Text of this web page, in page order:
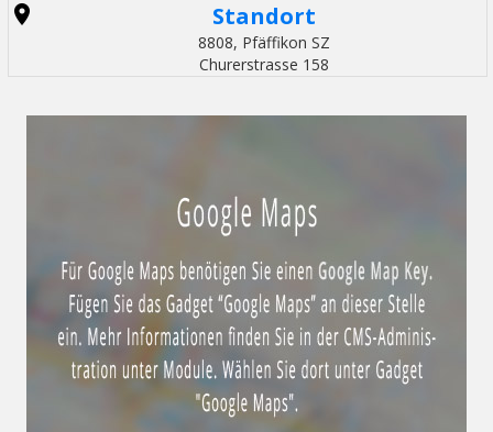
Standort
8808, Pfäffikon SZ
Churerstrasse 158